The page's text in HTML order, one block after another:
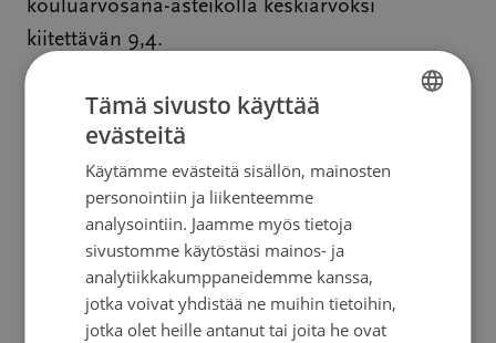
kouluarvosana-asteikolla keskiarvoksi
kiitettävän 9,4.
Lymfooman kokeminen vaikuttaa yleensä
syvällisesti ihmisen elämään. Selvityksessä
korostuivat vaikutukset erityisesti jaksamiseen,
työelämään, mielialaan ja sosiaalisiin
suhteisiin.
Pelko taudin uusimisesta jää monella
jäytämään mieltä. Syöpähoidon päätyttyä
SWEDISH
Tämä sivusto käyttää
evästeitä
Käytämme evästeitä sisällön, mainosten
personointiin ja liikenteemme
analysointiin. Jaamme myös tietoja
sivustomme käytöstäsi mainos- ja
analytiikkakumppaneidemme kanssa,
jotka voivat yhdistää ne muihin tietoihin,
jotka olet heille antanut tai joita he ovat